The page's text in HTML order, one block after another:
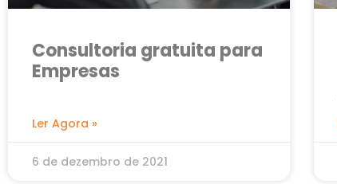
Consultoria gratuita para
Empresas
Ler Agora »
6 de dezembro de 2021